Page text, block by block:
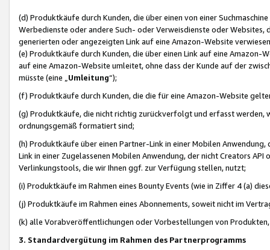
(d) Produktkäufe durch Kunden, die über einen von einer
Werbedienste oder andere Such- oder Verweisdienste oder Websites,
generierten oder angezeigten Link auf eine Amazon-Website
(e) Produktkäufe durch Kunden, die über einen Link auf eine
auf eine Amazon-Website umleitet, ohne dass der Kunde auf der
müsste (eine „ Umleitung“);
(f) Produktkäufe durch Kunden, die die für eine Amazon-Website
(g) Produktkäufe, die nicht richtig zurückverfolgt und erfasst werden,
ordnungsgemäß formatiert sind;
(h) Produktkäufe über einen Partner-Link in einer Mobilen
Link in einer Zugelassenen Mobilen Anwendung, der nicht Creators
Verlinkungstools, die wir Ihnen ggf. zur Verfügung stellen, nutzt;
(i) Produktkäufe im Rahmen eines Bounty Events (wie in Ziffer 4 (a)
(j) Produktkäufe im Rahmen eines Abonnements, soweit nicht im
(k) alle Vorabveröffentlichungen oder Vorbestellungen von
3. Standardvergütung im Rahmen des Partnerprogramms